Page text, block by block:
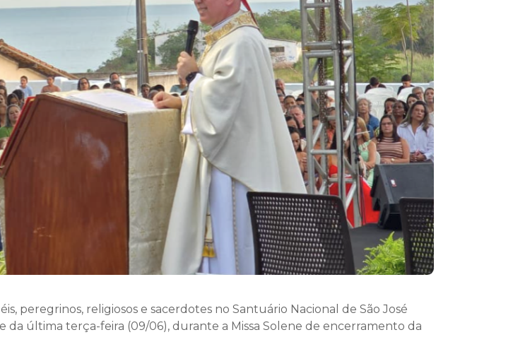
peregrinos, religiosos e sacerdotes no Santuário Nacional de São José
última terça-feira (09/06), durante a Missa Solene de encerramento da